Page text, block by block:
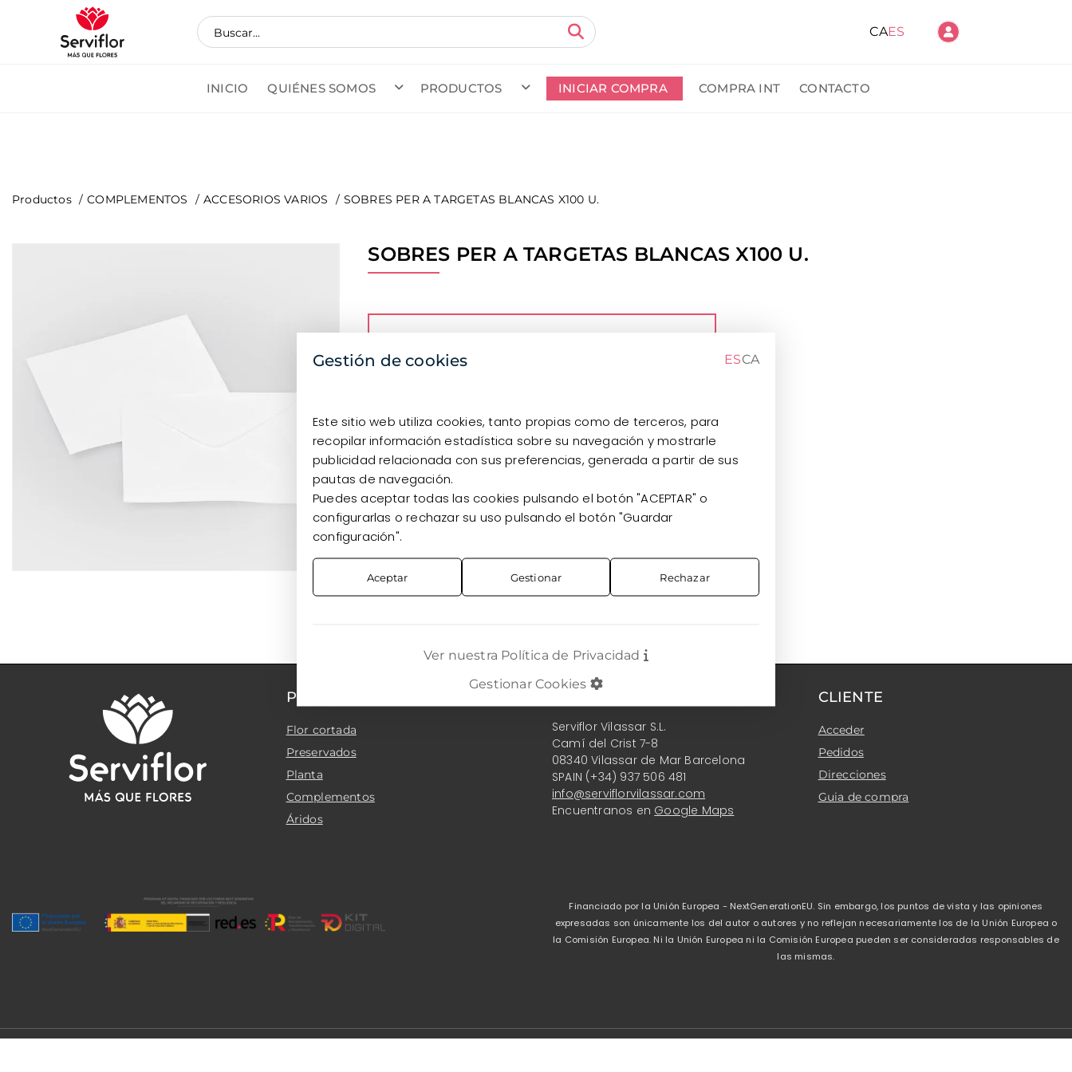
CAES
INICIO QUIÉNES SOMOS PRODUCTOS INICIAR COMPRA COMPRA INT CONTACTO
Productos COMPLEMENTOS ACCESORIOS VARIOS SOBRES PER A TARGETAS BLANCAS X100 U.
SOBRES PER A TARGETAS BLANCAS X100 U.
disponibilidad, debes estar registrado como cliente.
Gestión de cookies ESCA
Este sitio web utiliza cookies, tanto propias como de terceros, para
recopilar información estadística sobre su navegación y mostrarle
publicidad relacionada con sus preferencias, generada a partir de sus
pautas de navegación.
Puedes aceptar todas las cookies pulsando el botón "ACEPTAR" o
configurarlas o rechazar su uso pulsando el botón "Guardar
configuración".
Aceptar Gestionar Rechazar
Ver nuestra Política de Privacidad
Gestionar Cookies
PRODUCTOS
Flor cortada
Preservados
Planta
Complementos
Áridos
Serviflor Vilassar S.L.
Camí del Crist 7-8
08340 Vilassar de Mar Barcelona
SPAIN (+34) 937 506 481
info@serviflorvilassar.com
Encuentranos en Google Maps
CLIENTE
Acceder
Pedidos
Direcciones
Guia de compra
Financiado por la Unión Europea - NextGenerationEU. Sin embargo, los puntos de vista y las opiniones
expresadas son únicamente los del autor o autores y no reflejan necesariamente los de la Unión Europea o
la Comisión Europea. Ni la Unión Europea ni la Comisión Europea pueden ser consideradas responsables de
las mismas.